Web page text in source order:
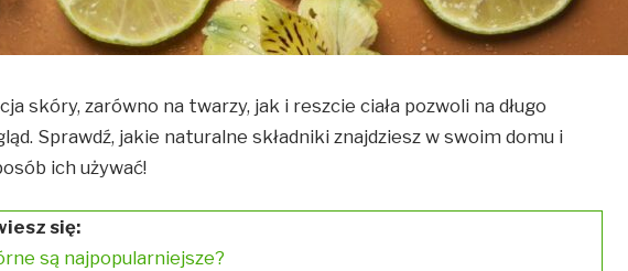
skóry, zarówno na twarzy, jak i reszcie ciała pozwoli na długo
Sprawdź, jakie naturalne składniki znajdziesz w swoim domu i
ich używać!
się:
są najpopularniejsze?